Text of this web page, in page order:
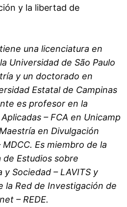
y la libertad de
tiene una licenciatura en
Universidad de São Paulo
y un doctorado en
Estatal de Campinas
es profesor en la
– FCA en Unicamp
en Divulgación
Es miembro de la
Estudios sobre
y Sociedad – LAVITS y
la Red de Investigación de
– REDE.